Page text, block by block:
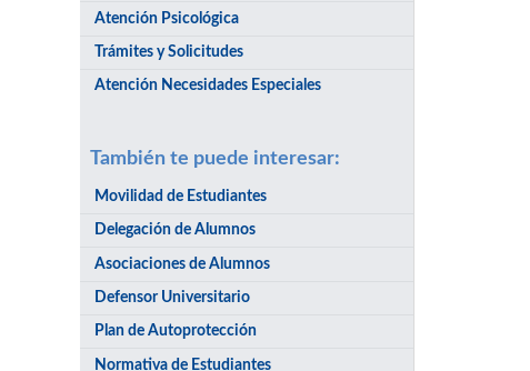
Atención Psicológica
Trámites y Solicitudes
Atención Necesidades Especiales
También te puede interesar:
Movilidad de Estudiantes
Delegación de Alumnos
Asociaciones de Alumnos
Defensor Universitario
Plan de Autoprotección
Normativa de Estudiantes